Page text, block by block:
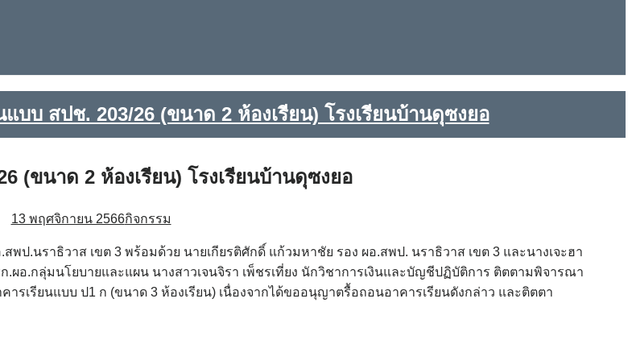
บ สปช. 203/26 (ขนาด 2 ห้องเรียน) โรงเรียนบ้านดุซงยอ
(ขนาด 2 ห้องเรียน) โรงเรียนบ้านดุซงยอ
13 พฤศจิกายน 2566กิจกรรม
ป.นราธิวาส เขต 3 พร้อมด้วย นายเกียรติศักดิ์ แก้วมหาชัย รอง ผอ.สพป. นราธิวาส เขต 3 และนางเจะฮา
ผอ.กลุ่มนโยบายและแผน นางสาวเจนจิรา เพ็ชรเที่ยง นักวิชาการเงินและบัญชีปฏิบัติการ ติตตามพิจารณา
รเรียนแบบ ป1 ก (ขนาด 3 ห้องเรียน) เนื่องจากได้ขออนุญาตรื้อถอนอาคารเรียนดังกล่าว และติตตา